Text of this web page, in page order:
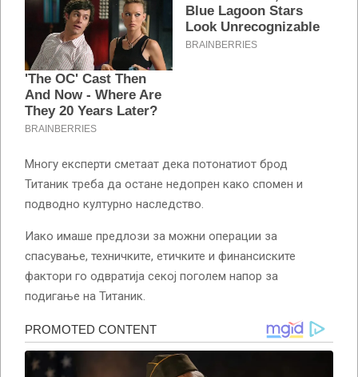
Многу експерти сметаат дека потонатиот брод
Титаник треба да остане недопрен како спомен и
подводно културно наследство.
Иако имаше предлози за можни операции за
спасување, техничките, етичките и финансиските
фактори го одвратија секој поголем напор за
подигање на Титаник.